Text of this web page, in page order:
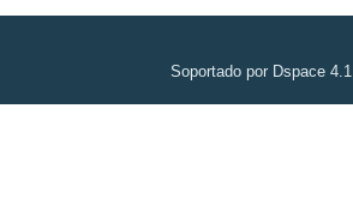
Soportado por Dspace 4.1